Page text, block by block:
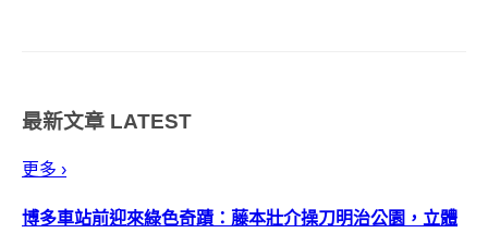
最新文章 LATEST
更多 ›
博多車站前迎來綠色奇蹟：藤本壯介操刀明治公園，立體